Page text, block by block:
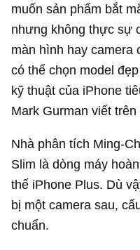
muốn sản phẩm bắt
nhưng không thực sự
màn hình hay camera
có thể chọn model
kỹ thuật của iPhone
Mark Gurman viết trên
Nhà phân tích Ming-
Slim là dòng máy
thế iPhone Plus. Dù
bị một camera sau,
chuẩn.